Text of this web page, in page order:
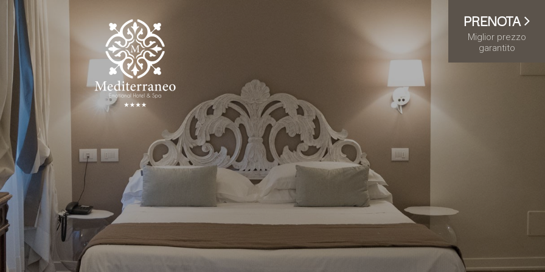
PRENOTA
Miglior prezzo
garantito
IT EN DE
HOTEL & SERVIZI
CAMERE & SUITE
CAFÉ & RISTORANTE
CENTRO BENESSERE
TERRITORIO
NEWS
OFFERTE
INFO & CONTATTI